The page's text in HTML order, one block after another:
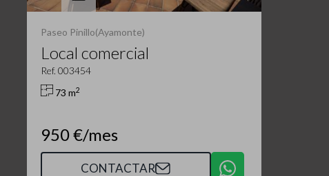
Paseo Pinillo(Ayamonte)
Local comercial
Ref. 003454
73 m2
950 €/mes
CONTACTAR